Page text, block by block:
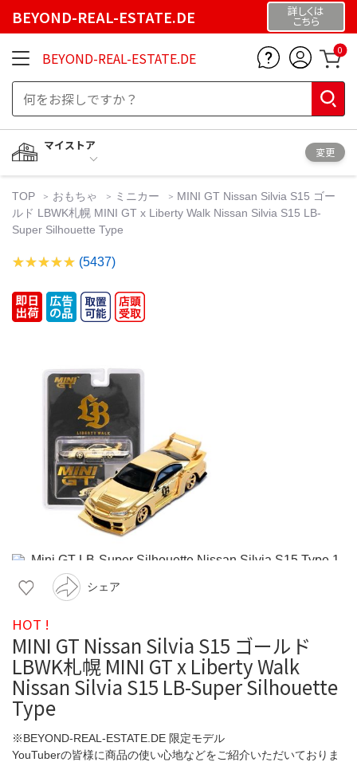
BEYOND-REAL-ESTATE.DE 詳しくは
こちら
BEYOND-REAL-ESTATE.DE 0
マイストア
変更
TOP おもちゃ ミニカー
MINI GT Nissan Silvia S15 ゴー
ルド LBWK札幌 MINI GT x Liberty Walk Nissan Silvia S15 LB-
Super Silhouette Type
(5437)
シェア
HOT !
MINI GT Nissan Silvia S15 ゴールド
LBWK札幌 MINI GT x Liberty Walk
Nissan Silvia S15 LB-Super Silhouette
Type
※BEYOND-REAL-ESTATE.DE 限定モデル
YouTuberの皆様に商品の使い心地などをご紹介いただいておりま